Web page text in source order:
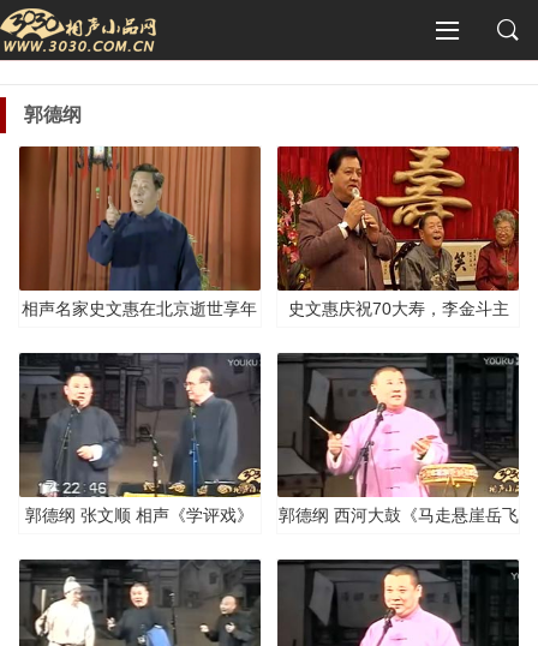
郭德纲
相声名家史文惠在北京逝世享年
好
史文惠庆祝70大寿，李金斗主
郭德纲 张文顺 相声《学评戏》
郭德纲 西河大鼓《马走悬崖岳飞